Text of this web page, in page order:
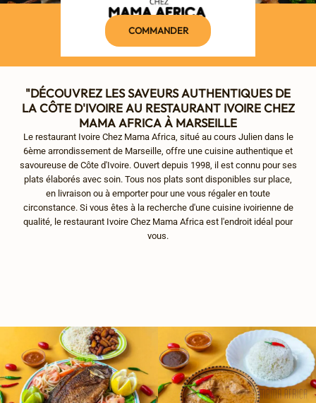
COMMANDER
"DÉCOUVREZ LES SAVEURS AUTHENTIQUES DE
LA CÔTE D'IVOIRE AU RESTAURANT IVOIRE CHEZ
MAMA AFRICA À MARSEILLE
Le restaurant Ivoire Chez Mama Africa, situé au cours Julien dans le
6ème arrondissement de Marseille, offre une cuisine authentique et
savoureuse de Côte d'Ivoire. Ouvert depuis 1998, il est connu pour ses
plats élaborés avec soin. Tous nos plats sont disponibles sur place,
en livraison ou à emporter pour une vous régaler en toute
circonstance. Si vous êtes à la recherche d'une cuisine ivoirienne de
qualité, le restaurant Ivoire Chez Mama Africa est l'endroit idéal pour
vous.